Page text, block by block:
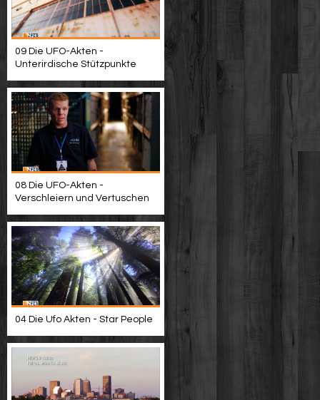
09 Die UFO-Akten -
Unterirdische Stützpunkte
08 Die UFO-Akten -
Verschleiern und Vertuschen
04 Die Ufo Akten - Star People